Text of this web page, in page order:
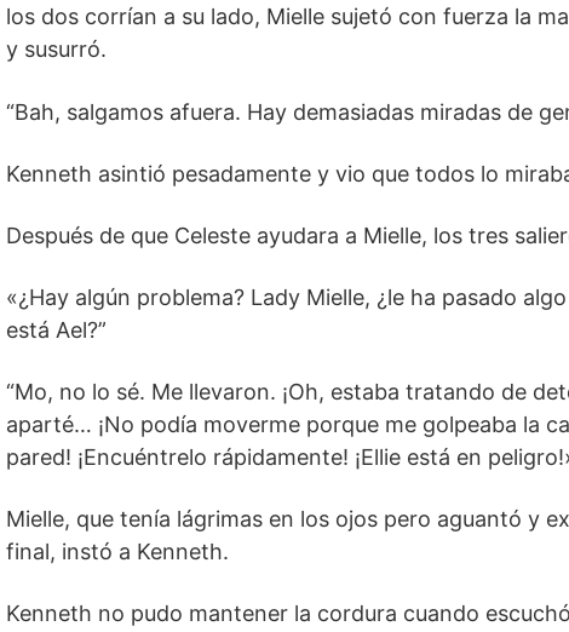
los dos corrían a su lado, Mielle sujetó con fuerza la
y susurró.
“Bah, salgamos afuera. Hay demasiadas miradas de
Kenneth asintió pesadamente y vio que todos lo
Después de que Celeste ayudara a Mielle, los tres
«¿Hay algún problema? Lady Mielle, ¿le ha pasado
está Ael?”
“Mo, no lo sé. Me llevaron. ¡Oh, estaba tratando de
aparté… ¡No podía moverme porque me golpeaba la
pared! ¡Encuéntrelo rápidamente! ¡Ellie está en
Mielle, que tenía lágrimas en los ojos pero aguantó y
final, instó a Kenneth.
Kenneth no pudo mantener la cordura cuando